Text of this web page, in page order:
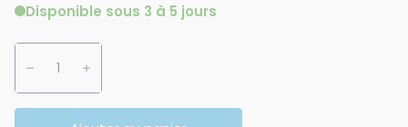
Disponible sous 3 à 5 jours
Augmenter la quantité